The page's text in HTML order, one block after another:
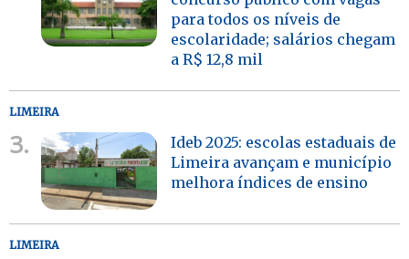
para todos os níveis de
escolaridade; salários chegam
a R$ 12,8 mil
LIMEIRA
3.
Ideb 2025: escolas estaduais de
Limeira avançam e município
melhora índices de ensino
LIMEIRA